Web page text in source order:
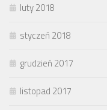
luty 2018
styczeń 2018
grudzień 2017
listopad 2017